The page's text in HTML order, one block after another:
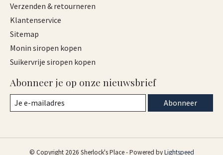
Verzenden & retourneren
Klantenservice
Sitemap
Monin siropen kopen
Suikervrije siropen kopen
Abonneer je op onze nieuwsbrief
Abonneer
© Copyright 2026 Sherlock's Place - Powered byLightspeed